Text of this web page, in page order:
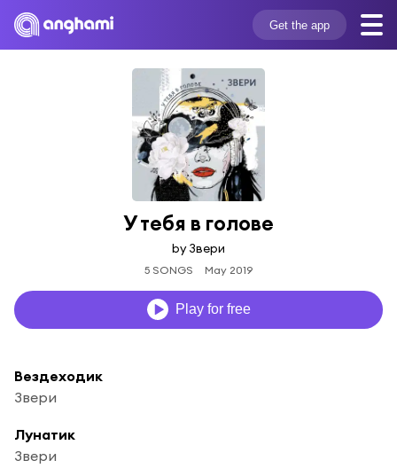
Get the app
У тебя в голове
by Звери
5 SONGS May 2019
Play for free
Вездеходик
Звери
Лунатик
Звери